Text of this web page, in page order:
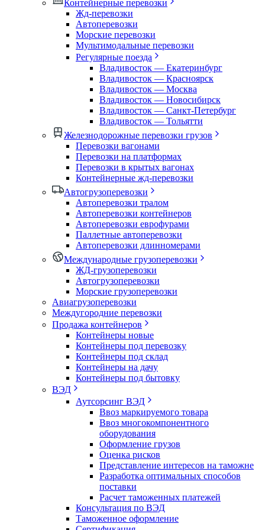
Контейнерные перевозки
Жд-перевозки
Автоперевозки
Морские перевозки
Мультимодальные перевозки
Регулярные поезда
Владивосток — Екатеринбург
Владивосток — Красноярск
Владивосток — Москва
Владивосток — Новосибирск
Владивосток — Санкт-Петербург
Владивосток — Тольятти
Железнодорожные перевозки грузов
Перевозки вагонами
Перевозки на платформах
Перевозки в крытых вагонах
Контейнерные жд-перевозки
Автогрузоперевозки
Автоперевозки тралом
Автоперевозки контейнеров
Автоперевозки еврофурами
Паллетные автоперевозки
Автоперевозки длинномерами
Международные грузоперевозки
ЖД-грузоперевозки
Автогрузоперевозки
Морские грузоперевозки
Авиагрузоперевозки
Междугородние перевозки
Продажа контейнеров
Контейнеры новые
Контейнеры под перевозку
Контейнеры под склад
Контейнеры на дачу
Контейнеры под бытовку
ВЭД
Аутсорсинг ВЭД
Ввоз маркируемого товара
Ввоз многокомпонентного
оборудования
Оформление грузов
Оценка рисков
Представление интересов на таможне
Разработка оптимальных способов
поставки
Расчет таможенных платежей
Консультация по ВЭД
Таможенное оформление